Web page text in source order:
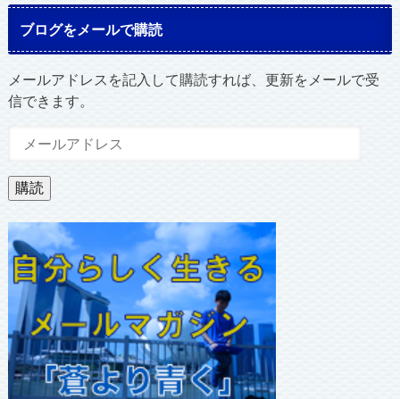
ブログをメールで購読
メールアドレスを記入して購読すれば、更新をメールで受
信できます。
ル
ア
ド
レ
ス
購読